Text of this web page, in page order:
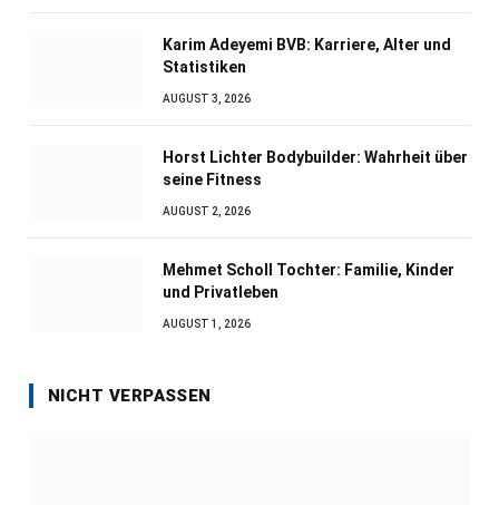
Karim Adeyemi BVB: Karriere, Alter und
Statistiken
AUGUST 3, 2026
Horst Lichter Bodybuilder: Wahrheit über
seine Fitness
AUGUST 2, 2026
Mehmet Scholl Tochter: Familie, Kinder
und Privatleben
AUGUST 1, 2026
NICHT VERPASSEN